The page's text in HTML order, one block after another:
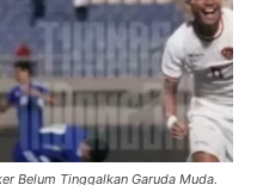
Belum Tinggalkan Garuda Muda.